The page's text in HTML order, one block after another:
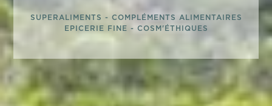
SUPERALIMENTS - COMPLÉMENTS ALIMENTAIRES
EPICERIE FINE - COSM'ÉTHIQUES